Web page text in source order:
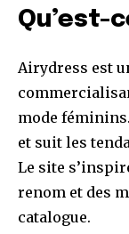
Qu’est-
Airydress est
mode
et suit les
Le site
renom et des
catalogue.